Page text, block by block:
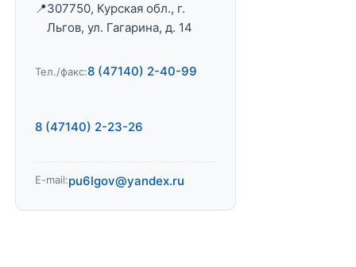
307750, Курская обл., г.
Льгов, ул. Гагарина, д. 14
Тел./факс:8 (47140) 2-40-99
8 (47140) 2-23-26
E-mail:pu6lgov@yandex.ru